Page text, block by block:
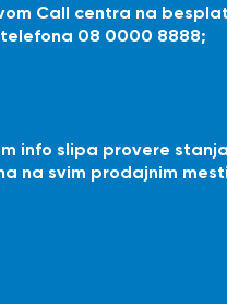
Call centra na
08 0000 8888;
info slipa provere
na svim prodajnim